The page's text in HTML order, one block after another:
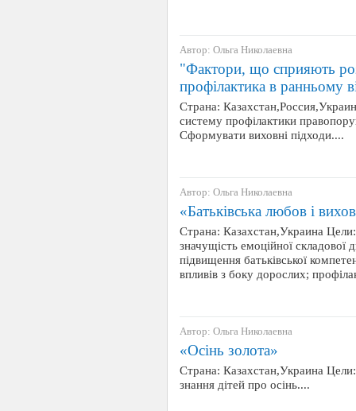
Автор: Ольга Николаевна
"Фактори, що сприяють
профілактика в ранньому
Страна:
систему профілактики
Сформувати виховні підходи....
Автор: Ольга Николаевна
«Батьківська любов і
Страна: Казахстан,Украина
значущість емоційної складової
підвищення батьківської
впливів з боку дорослих;
Автор: Ольга Николаевна
«Осінь золота»
Страна: Казахстан,Украина
знання дітей про осінь....